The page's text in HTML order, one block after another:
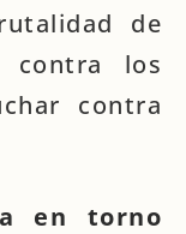
de
contra los
contra
en torno